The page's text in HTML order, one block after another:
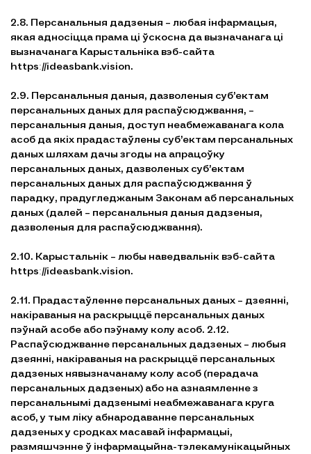
2.8. Персанальныя дадзеныя – любая інфармацыя,
якая адносіцца прама ці ўскосна да вызначанага ці
вызначанага Карыстальніка вэб-сайта
httpsː//ideasbank.vision.
2.9. Персанальныя даныя, дазволеныя суб’ектам
персанальных даных для распаўсюджвання, –
персанальныя даныя, доступ неабмежаванага кола
асоб да якіх прадастаўлены суб’ектам персанальных
даных шляхам дачы згоды на апрацоўку
персанальных даных, дазволеных суб’ектам
персанальных даных для распаўсюджвання ў
парадку, прадугледжаным Законам аб персанальных
даных (далей – персанальныя даныя дадзеныя,
дазволеныя для распаўсюджвання).
2.10. Карыстальнік – любы наведвальнік вэб-сайта
httpsː//ideasbank.vision.
2.11. Прадастаўленне персанальных даных – дзеянні,
накіраваныя на раскрыццё персанальных даных
пэўнай асобе або пэўнаму колу асоб. 2.12.
Распаўсюджванне персанальных дадзеных – любыя
дзеянні, накіраваныя на раскрыццё персанальных
дадзеных нявызначанаму колу асоб (перадача
персанальных дадзеных) або на азнаямленне з
персанальнымі дадзенымі неабмежаванага круга
асоб, у тым ліку абнародаванне персанальных
дадзеных у сродках масавай інфармацыі,
размяшчэнне ў інфармацыйна-тэлекамунікацыйных